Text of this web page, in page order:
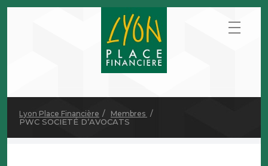
Lyon Place Financière Membres
PWC SOCIETÉ D’AVOCATS